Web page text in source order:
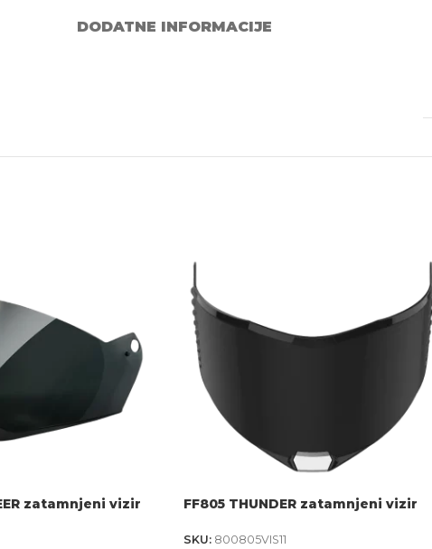
DODATNE INFORMACIJE
zatamnjeni vizir FF805 THUNDER zatamnjeni vizir
SKU: 800805VIS11